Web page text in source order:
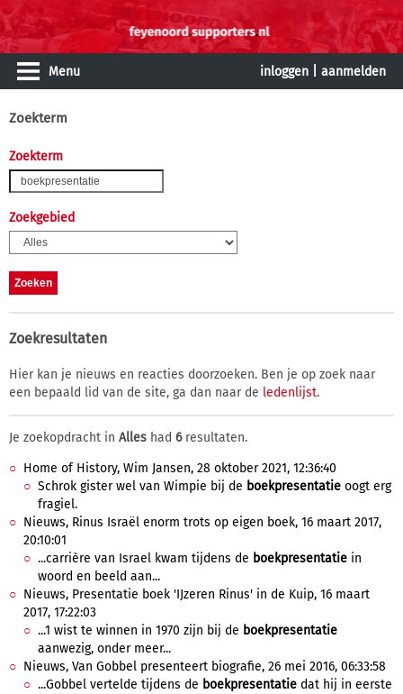
Menu inloggen aanmelden
Zoekterm
Zoekterm
Zoekgebied
Zoekresultaten
Hier kan je nieuws en reacties doorzoeken. Ben je op zoek naar
een bepaald lid van de site, ga dan naar de ledenlijst.
Je zoekopdracht in Alles had 6resultaten.
Home of History, Wim Jansen, 28 oktober 2021, 12:36:40
Schrok gister wel van Wimpie bij de boekpresentatie oogt erg
fragiel.
Nieuws, Rinus Israël enorm trots op eigen boek, 16 maart 2017,
20:10:01
...carrière van Israel kwam tijdens de boekpresentatie in
woord en beeld aan...
Nieuws, Presentatie boek 'IJzeren Rinus' in de Kuip, 16 maart
2017, 17:22:03
...1 wist te winnen in 1970 zijn bij de boekpresentatie
aanwezig, onder meer...
Nieuws, Van Gobbel presenteert biografie, 26 mei 2016, 06:33:58
...Gobbel vertelde tijdens de boekpresentatie dat hij in eerste